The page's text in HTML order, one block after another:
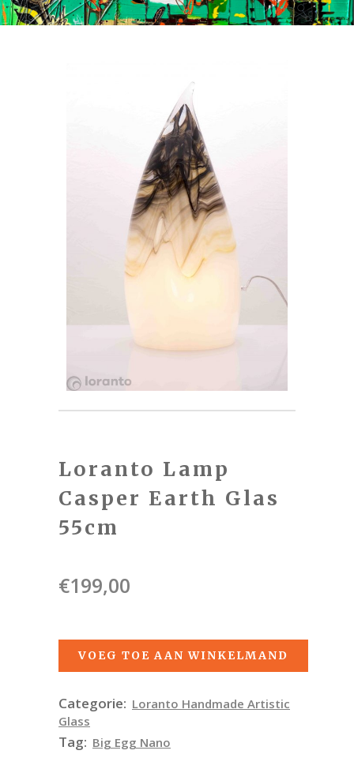
Loranto Lamp
Casper Earth Glas
55cm
€199,00
VOEG TOE AAN WINKELMAND
Categorie: Loranto Handmade Artistic
Glass
Tag: Big Egg Nano